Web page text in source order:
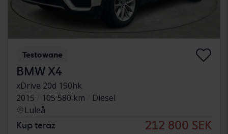
Testowane
BMW X4
xDrive 20d 190hk
2015
105 580 km
Diesel
Luleå
Kup teraz 212 800 SEK